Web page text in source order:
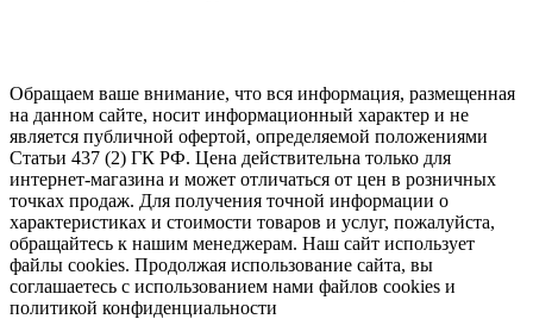
Обращаем ваше внимание, что вся информация, размещенная
на данном сайте, носит информационный характер и не
является публичной офертой, определяемой положениями
Статьи 437 (2) ГК РФ. Цена действительна только для
интернет-магазина и может отличаться от цен в розничных
точках продаж. Для получения точной информации о
характеристиках и стоимости товаров и услуг, пожалуйста,
обращайтесь к нашим менеджерам. Наш сайт использует
файлы cookies. Продолжая использование сайта, вы
соглашаетесь с использованием нами файлов cookies и
политикой конфиденциальности